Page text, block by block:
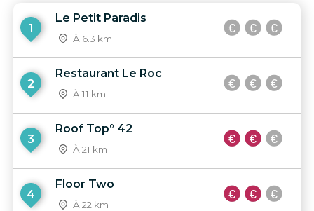
1
Le Petit Paradis
À 6.3 km
2
Restaurant Le Roc
À 11 km
3
Roof Top° 42
À 21 km
4
Floor Two
À 22 km